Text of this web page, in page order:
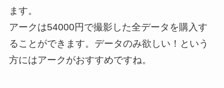
ます。
アークは54000円で撮影した全データを購入す
ることができます。データのみ欲しい！という
方にはアークがおすすめですね。